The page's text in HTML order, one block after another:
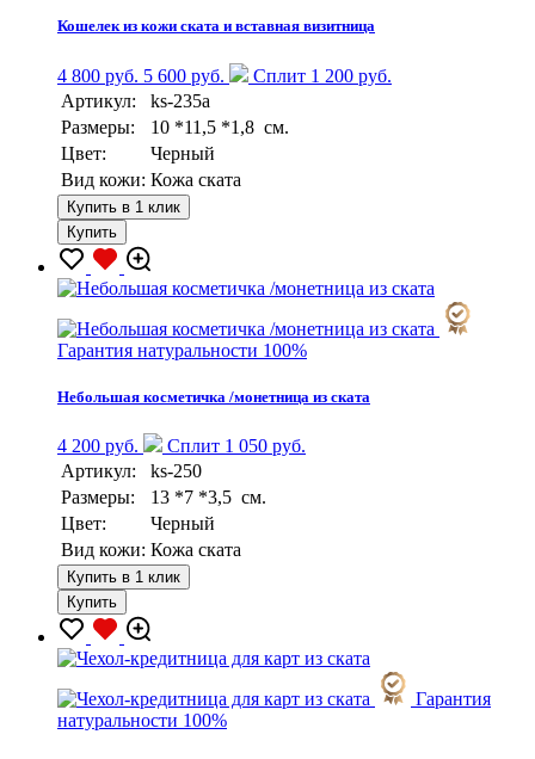
Кошелек из кожи ската и вставная визитница
4 800 руб. 5 600 руб.
Сплит 1 200 руб.
Артикул:
ks-235a
Размеры:
10 *11,5 *1,8 см.
Цвет:
Черный
Вид кожи: Кожа ската
Купить в 1 клик
Купить
Гарантия натуральности 100%
Небольшая косметичка /монетница из ската
4 200 руб.
Сплит 1 050 руб.
Артикул:
ks-250
Размеры:
13 *7 *3,5 см.
Цвет:
Черный
Вид кожи: Кожа ската
Купить в 1 клик
Купить
Гарантия
натуральности 100%